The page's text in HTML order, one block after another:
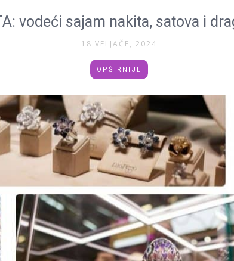
vodeći sajam nakita, satova i
18 VELJAČE, 2024
OPŠIRNIJE